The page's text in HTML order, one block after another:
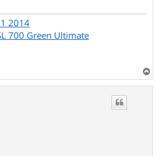
2014
700 Green Ultimate
a